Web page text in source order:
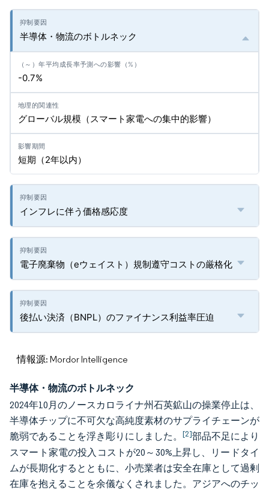
半導体・物流のボトルネック
-0.7%
グローバル規模（スマート家電への集中的影響）
短期（2年以内）
インフレに伴う価格感応度
電子廃棄物（eウェイスト）規制遵守コストの厳格化
後払い決済（BNPL）のファイナンス利益率圧迫
情報源: Mordor Intelligence
半導体・物流のボトルネック
2024年10月のノースカロライナ州石英鉱山の操業停止は、
半導体チップに不可欠な高純度素材のサプライチェーンが
脆弱であることを浮き彫りにしました。 [2]部品不足により
スマート家電の投入コストが20～30%上昇し、リードタイ
ムが長期化するとともに、小売業者は安全在庫として過剰
在庫を抱えることを余儀なくされました。アジアへのチッ